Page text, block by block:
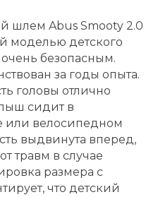
Скамьи
Стойки под
рамы
Машины
Кроссоверы
Барбекю
подушки
Фонари
Обувь для
Шлемы
Ремни
Шорты
Штаны,
Бутылки для
Весы
Гантели
Гири
шлем Abus Smooty 2.0
моделью детского
безопасным.
за годы опыта.
головы отлично
сидит в
или велосипедном
выдвинута вперед,
травм в случае
размера с
что детский